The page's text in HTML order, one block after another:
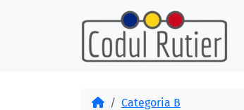
AcasăCategoria B